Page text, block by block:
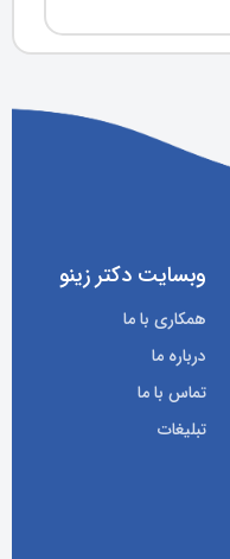
وبسایت دکتر زینو
همکاری با ما
درباره ما
تماس با ما
تبلیغات